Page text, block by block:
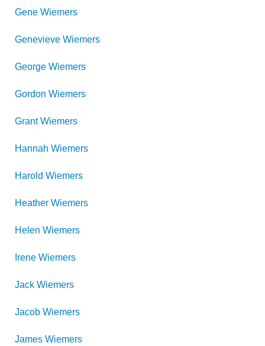
Gene Wiemers
Genevieve Wiemers
George Wiemers
Gordon Wiemers
Grant Wiemers
Hannah Wiemers
Harold Wiemers
Heather Wiemers
Helen Wiemers
Irene Wiemers
Jack Wiemers
Jacob Wiemers
James Wiemers